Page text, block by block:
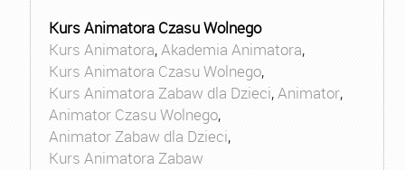
Kurs Animatora Czasu Wolnego
Kurs Animatora,Akademia Animatora,
Kurs Animatora Czasu Wolnego,
Kurs Animatora Zabaw dla Dzieci,Animator,
Animator Czasu Wolnego,
Animator Zabaw dla Dzieci,
Kurs Animatora Zabaw